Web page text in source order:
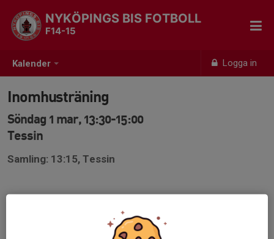
Kalender Logga in
NYKÖPINGS BIS FOTBOLL
F14-15
Inomhusträning
Söndag 1 mar, 13:30-15:00
Tessin
Samling: 13:15, Tessin